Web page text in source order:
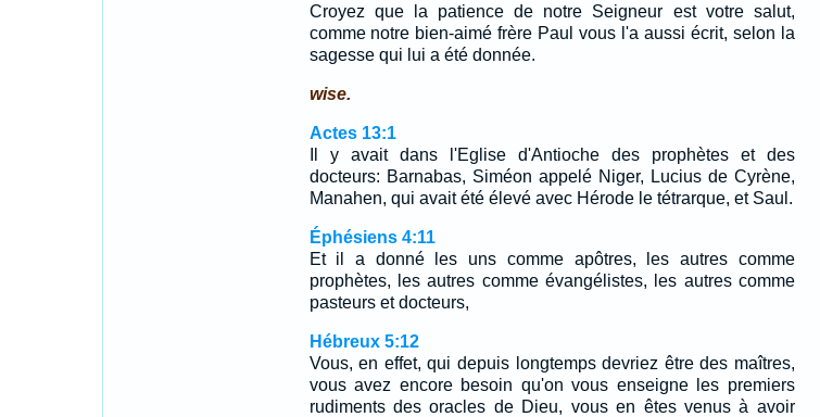
Croyez que la patience de notre Seigneur est votre salut,
comme notre bien-aimé frère Paul vous l'a aussi écrit, selon la
sagesse qui lui a été donnée.
wise.
Actes 13:1
Il y avait dans l'Eglise d'Antioche des prophètes et des
docteurs: Barnabas, Siméon appelé Niger, Lucius de Cyrène,
Manahen, qui avait été élevé avec Hérode le tétrarque, et Saul.
Éphésiens 4:11
Et il a donné les uns comme apôtres, les autres comme
prophètes, les autres comme évangélistes, les autres comme
pasteurs et docteurs,
Hébreux 5:12
Vous, en effet, qui depuis longtemps devriez être des maîtres,
vous avez encore besoin qu'on vous enseigne les premiers
rudiments des oracles de Dieu, vous en êtes venus à avoir